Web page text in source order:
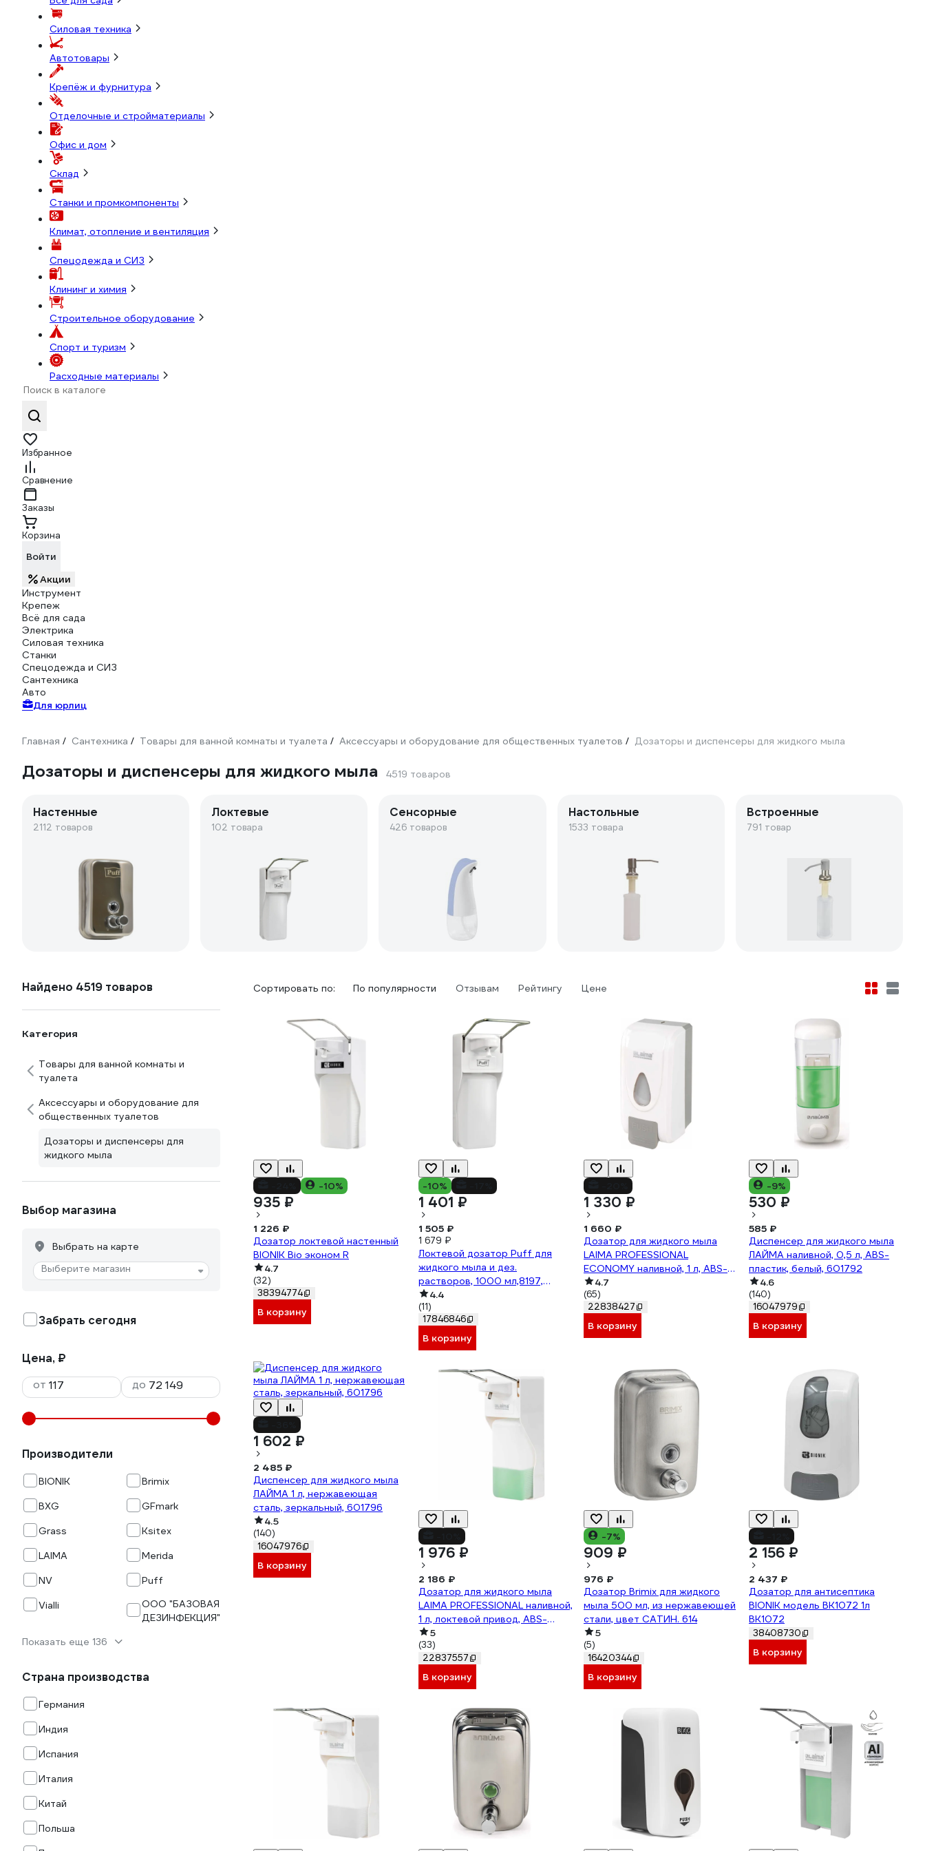
Силовая техника
Автотовары
Крепёж и фурнитура
Отделочные и стройматериалы
Офис и дом
Склад
Станки и промкомпоненты
Климат, отопление и вентиляция
Спецодежда и СИЗ
Клининг и химия
Строительное оборудование
Спорт и туризм
Расходные материалы
Избранное
Сравнение
Заказы
Корзина
Войти
Акции
Инструмент
Крепеж
Всё для сада
Электрика
Силовая техника
Станки
Спецодежда и СИЗ
Сантехника
Авто
Для юрлиц
Главная / Сантехника / Товары для ванной комнаты и туалета / Аксессуары и оборудование для общественных туалетов / Дозаторы и диспенсеры для жидкого мыла
Дозаторы и диспенсеры для жидкого мыла 4519 товаров
Настенные
2112 товаров
Локтевые
102 товара
Сенсорные
426 товаров
Настольные
1533 товара
Встроенные
791 товар
Найдено 4519 товаров
Категория
Товары для ванной комнаты и
туалета
Аксессуары и оборудование для
общественных туалетов
Дозаторы и диспенсеры для
жидкого мыла
Выбор магазина
Выбрать на карте
Выберите магазин
Забрать сегодня
Цена, ₽
от
до
Производители
BIONIK
Brimix
BXG
GFmark
Grass
Ksitex
LAIMA
Merida
NV
Puff
Vialli
ООО "БАЗОВАЯ
ДЕЗИНФЕКЦИЯ"
Показать еще 136
Страна производства
Германия
Индия
Испания
Италия
Китай
Польша
Сортировать по: По популярности Отзывам Рейтингу Цене
-10%
935 ₽
1 226 ₽
Дозатор локтевой настенный
BIONIK Bio эконом R
4.7
(32)
38394774
В корзину
-10%
1 401 ₽
1 505 ₽
1 679 ₽
Локтевой дозатор Puff для
жидкого мыла и дез.
растворов, 1000 мл,8197,
пластиковый 0 1402.180
4.4
(11)
17846846
В корзину
1 330 ₽
1 660 ₽
Дозатор для жидкого мыла
LAIMA PROFESSIONAL
ECONOMY наливной, 1 л, ABS-
пластик, белый X-2228-1
607321
4.7
(65)
22838427
В корзину
-9%
530 ₽
585 ₽
Диспенсер для жидкого мыла
ЛАЙМА наливной, 0,5 л, ABS-
пластик, белый, 601792
4.6
(140)
16047979
В корзину
1 602 ₽
2 485 ₽
Диспенсер для жидкого мыла
ЛАЙМА 1 л, нержавеющая
сталь, зеркальный, 601796
4.5
(140)
16047976
В корзину
1 976 ₽
2 186 ₽
Дозатор для жидкого мыла
LAIMA PROFESSIONAL наливной,
1 л, локтевой привод, ABS-
пластик X-2265 607325
5
(33)
22837557
В корзину
-7%
909 ₽
976 ₽
Дозатор Brimix для жидкого
мыла 500 мл, из нержавеющей
стали, цвет САТИН. 614
5
(5)
16420344
В корзину
2 156 ₽
2 437 ₽
Дозатор для антисептика
BIONIK модель BK1072 1л
ВК1072
38408730
В корзину